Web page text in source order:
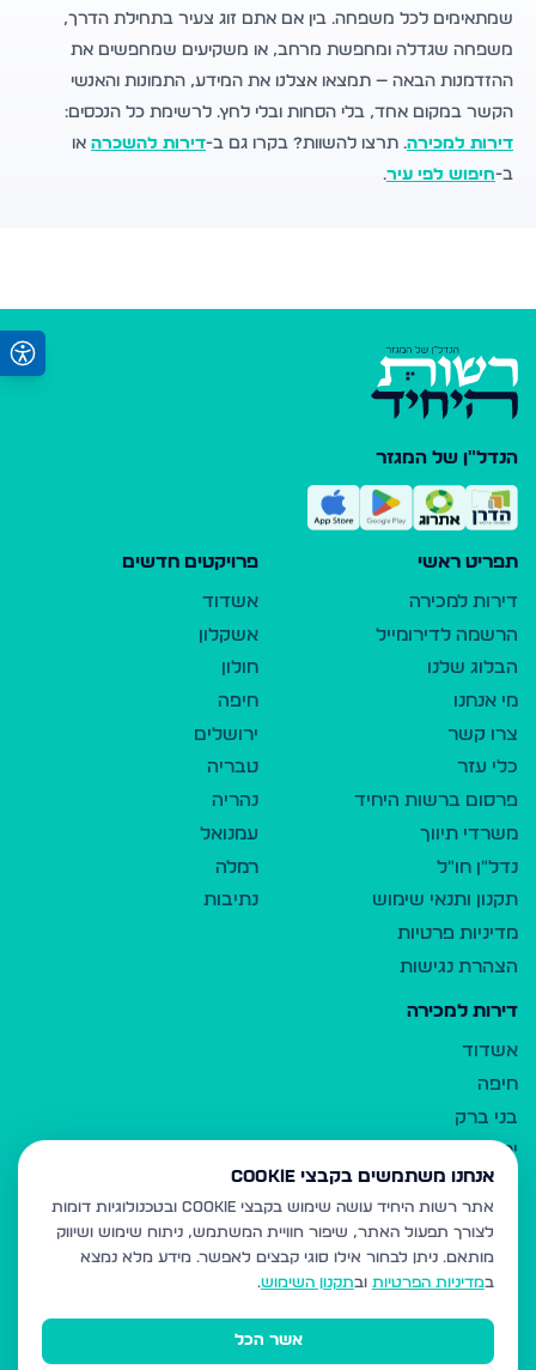
שמתאימים לכל משפחה. בין אם אתם זוג צעיר בתחילת הדרך,
משפחה שגדלה ומחפשת מרחב, או משקיעים שמחפשים את
ההזדמנות הבאה — תמצאו אצלנו את המידע, התמונות והאנשי
הקשר במקום אחד, בלי הסחות ובלי לחץ. לרשימת כל הנכסים:
דירות למכירה. תרצו להשוות? בקרו גם ב-דירות להשכרה או
ב-חיפוש לפי עיר.
הנדל"ן של המגזר
תפריט ראשי
דירות למכירה
הרשמה לדירומייל
הבלוג שלנו
מי אנחנו
צרו קשר
כלי עזר
פרסום ברשות היחיד
משרדי תיווך
נדל"ן חו"ל
תקנון ותנאי שימוש
מדיניות פרטיות
הצהרת נגישות
פרויקטים חדשים
אשדוד
אשקלון
חולון
חיפה
ירושלים
טבריה
נהריה
עמנואל
רמלה
נתיבות
דירות למכירה
אשדוד
חיפה
בני ברק
ירושלים
אלעד
גבעת זאב
בית שמש
רכסים
מודיעין עילית
אנחנו משתמשים בקבצי Cookie
אתר רשות היחיד עושה שימוש בקבצי Cookie ובטכנולוגיות דומות
לצורך תפעול האתר, שיפור חוויית המשתמש, ניתוח שימוש ושיווק
מותאם. ניתן לבחור אילו סוגי קבצים לאפשר. מידע מלא נמצא
במדיניות הפרטיות ובתקנון השימוש.
אשר הכל